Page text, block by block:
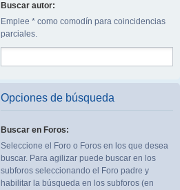
Buscar autor:
Emplee * como comodín para coincidencias
parciales.
Opciones de búsqueda
Buscar en Foros:
Seleccione el Foro o Foros en los que desea
buscar. Para agilizar puede buscar en los
subforos seleccionando el Foro padre y
habilitar la búsqueda en los subforos (en